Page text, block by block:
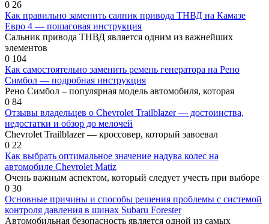
0 26
Как правильно заменить салник привода ТНВД на Камазе
Евро 4 — пошаговая инструкция
Сальник привода ТНВД является одним из важнейших
элементов
0 104
Как самостоятельно заменить ремень генератора на Рено
Симбол — подробная инструкция
Рено Симбол – популярная модель автомобиля, которая
0 84
Отзывы владельцев о Chevrolet Trailblazer — достоинства,
недостатки и обзор до мелочей
Chevrolet Trailblazer — кроссовер, который завоевал
0 22
Как выбрать оптимальное значение надува колес на
автомобиле Chevrolet Matiz
Очень важным аспектом, который следует учесть при выборе
0 30
Основные причины и способы решения проблемы с системой
контроля давления в шинах Subaru Forester
Автомобильная безопасность является одной из самых